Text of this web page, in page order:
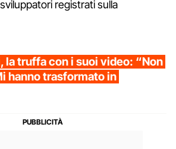
registrati sulla
la truffa con i suoi video: “Non
hanno trasformato in